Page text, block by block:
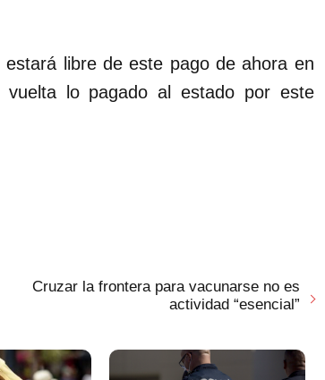
libre de este pago de ahora en
lo pagado al estado por este
Cruzar la frontera para vacunarse no es
actividad “esencial”